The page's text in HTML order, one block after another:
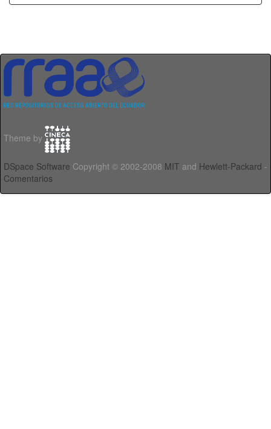
Theme by
DSpace Software Copyright © 2002-2008 MIT and Hewlett-Packard -
Comentarios